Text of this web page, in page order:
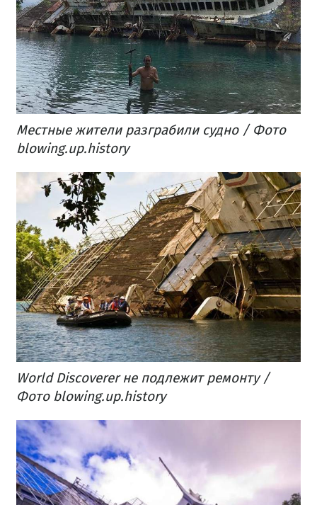
Местные жители разграбили судно / Фото
blowing.up.history
World Discoverer не подлежит ремонту /
Фото blowing.up.history